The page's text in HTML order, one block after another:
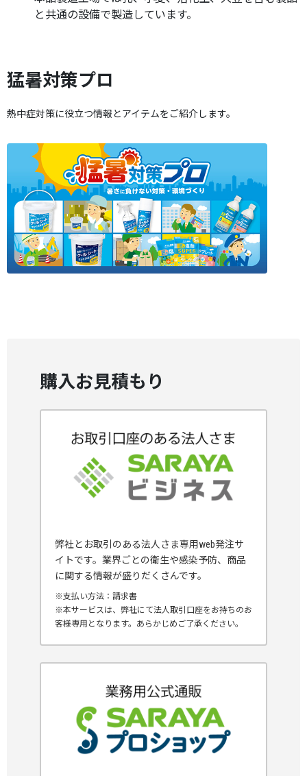
と共通の設備で製造しています。
猛暑対策プロ
熱中症対策に役立つ情報とアイテムをご紹介します。
購入お見積もり
弊社とお取引のある法人さま専用web発注サ
イトです。業界ごとの衛生や感染予防、商品
に関する情報が盛りだくさんです。
※支払い方法：請求書
※本サービスは、弊社にて法人取引口座をお持ちのお
客様専用となります。あらかじめご了承ください。